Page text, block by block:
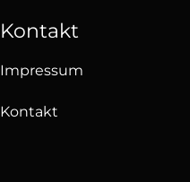
Kontakt
Impressum
Kontakt